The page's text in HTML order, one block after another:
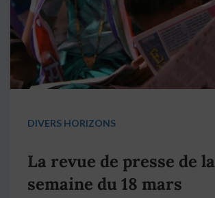
DIVERS HORIZONS
La revue de presse de la
semaine du 18 mars